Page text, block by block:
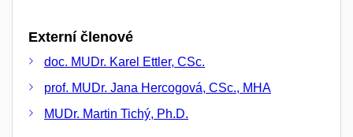
Externí členové
doc. MUDr. Karel Ettler, CSc.
prof. MUDr. Jana Hercogová, CSc., MHA
MUDr. Martin Tichý, Ph.D.